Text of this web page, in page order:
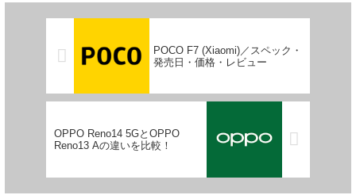
POCO F7 (Xiaomi)／スペック・
発売日・価格・レビュー
OPPO Reno14 5GとOPPO
Reno13 Aの違いを比較！